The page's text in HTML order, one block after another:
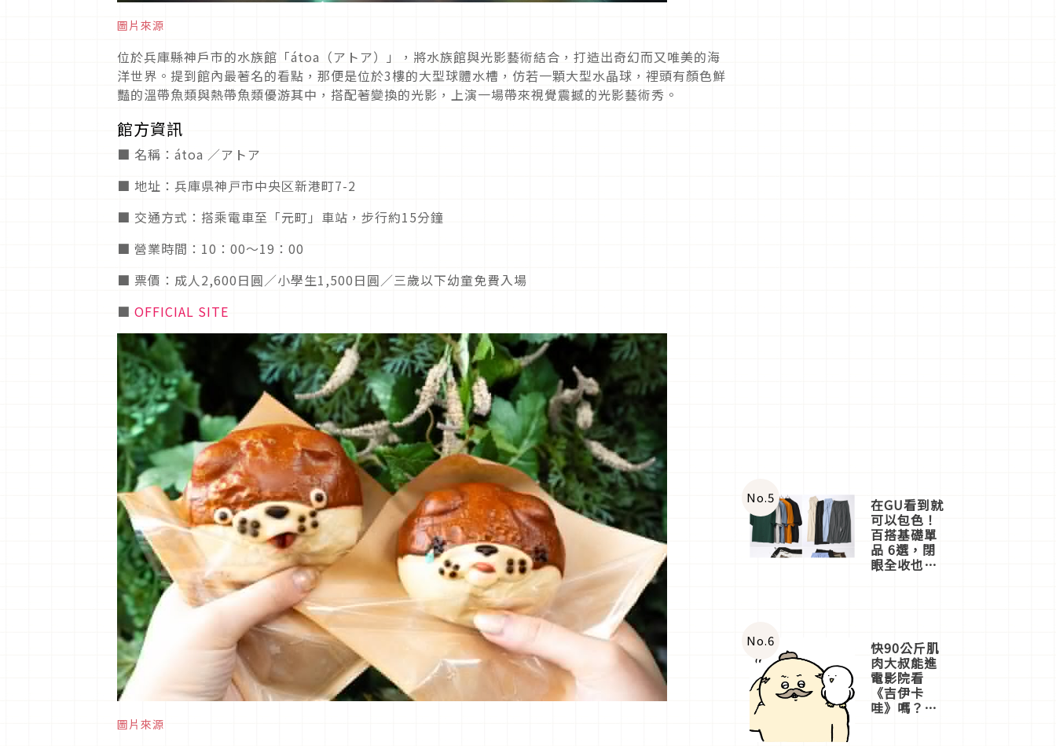
圖片來源
位於兵庫縣神戶市的水族館「átoa（アトア）」，將水族館與光影藝術結合，打造出奇幻而又唯美的海
洋世界。提到館內最著名的看點，那便是位於3樓的大型球體水槽，仿若一顆大型水晶球，裡頭有顏色鮮
豔的溫帶魚類與熱帶魚類優游其中，搭配著變換的光影，上演一場帶來視覺震撼的光影藝術秀。
館方資訊
■ 名稱：átoa ／アトア
■ 地址：兵庫県神戸市中央区新港町7-2
■ 交通方式：搭乘電車至「元町」車站，步行約15分鐘
■ 營業時間：10：00～19：00
■ 票價：成人2,600日圓／小學生1,500日圓／三歲以下幼童免費入場
■ OFFICIAL SITE
圖片來源
No.5 在GU看到就
可以包色！
百搭基礎單
品 6選，閉
眼全收也不
No.6 快90公斤肌
肉大叔能進
電影院看
《吉伊卡
哇》嗎？日